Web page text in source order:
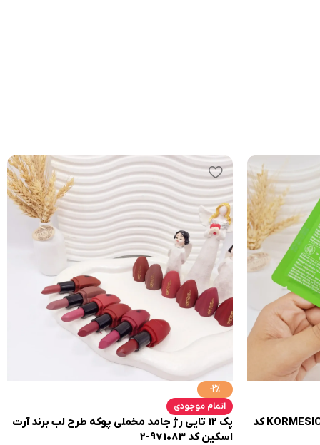
پچ زیر چشم روشن کننده آووکادو KORMESIC کد
-2%
اتمام موجودی
پک 12 تایی رژ جامد مخملی پوکه طرح لب برند آرت
اسکین کد 971083-2